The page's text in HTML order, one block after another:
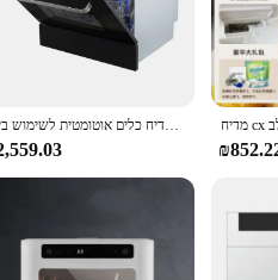
from durable stainless steel, this
or areas where space is at a
without wasting water or energy.
utility bills while still delivering top-
activities. The freestanding
Dishwasher is a versatile choice.
and stainless steel finish make it an
availability and vendor support,
מכונת מדיח כלים אוטומטית לשימוש ביתי